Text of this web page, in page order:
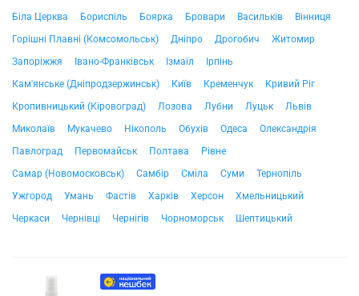
Біла Церква Бориспіль Боярка Бровари Васильків
Вінниця
Горішні Плавні (Комсомольськ)
Дніпро Дрогобич
Житомир
Запоріжжя
Івано-Франківськ Ізмаїл
Ірпінь
Кам'янське (Дніпродзержинськ)
Київ Кременчук
Кривий Ріг
Кропивницький (Кіровоград)
Лозова Лубни Луцьк
Львів
Миколаїв
Мукачево Нікополь Обухів Одеса
Олександрія
Павлоград
Первомайськ Полтава
Рівне
Самар (Новомосковськ)
Самбір Сміла Суми
Тернопіль
Ужгород
Умань Фастів Харків Херсон
Хмельницький
Черкаси
Чернівці Чернігів Чорноморськ Шептицький